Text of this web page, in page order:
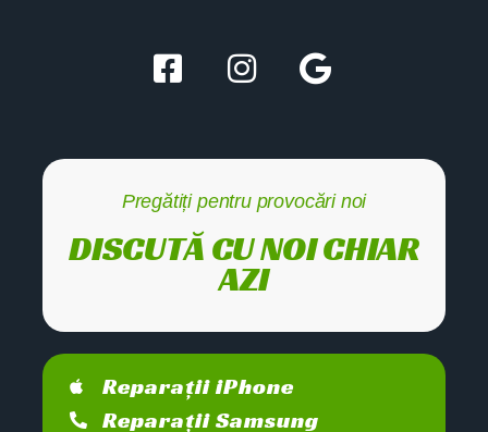
Pregătiți pentru provocări noi
DISCUTĂ CU NOI CHIAR
AZI
Reparații iPhone
Reparații Samsung